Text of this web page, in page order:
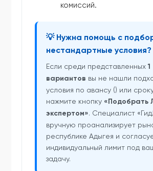
комиссий.
💡 Нужна помощь с
нестандартные условия?
Если среди представленных1
вариантов вы не нашли
условия по авансу () или сроку
нажмите кнопку «Подобрать
экспертом». Специалист
вручную проанализирует
республике Адыгея и
индивидуальный лимит под
задачу.